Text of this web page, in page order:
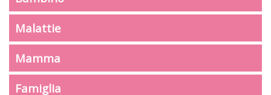
Malattie
Mamma
Famiglia